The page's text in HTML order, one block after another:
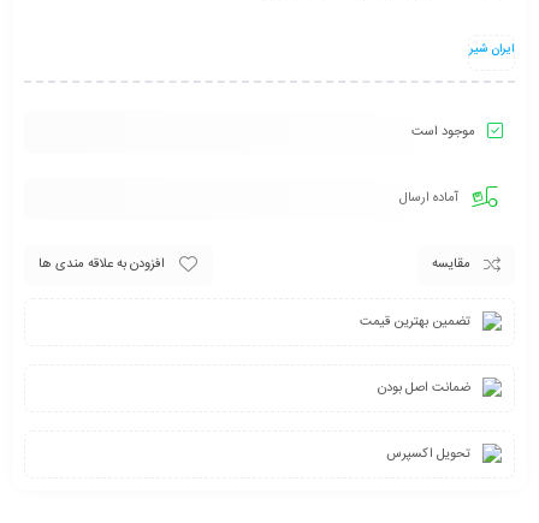
ایران شیر
موجود است
آماده ارسال
مقایسه افزودن به علاقه مندی ها
تضمین بهترین قیمت
ضمانت اصل بودن
تحویل اکسپرس